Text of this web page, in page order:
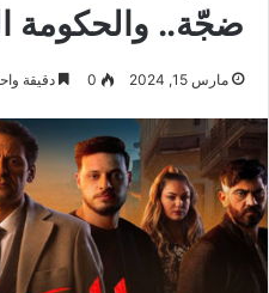
ضجّة.. والحكومة
مارس 15, 2024 0 دقيقة